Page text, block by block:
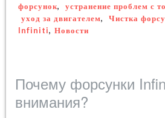
форсунок, устранение проблем с
уход за двигателем,
Чистка
Infiniti, Новости
Почему форсунки
внимания?